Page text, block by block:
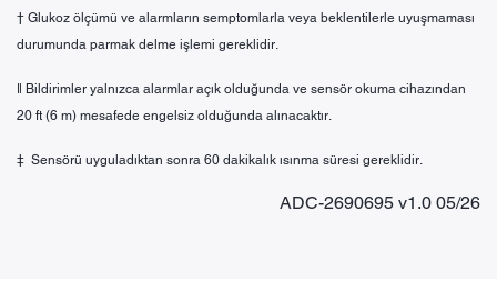
† Glukoz ölçümü ve alarmların semptomlarla veya beklentilerle uyuşmaması
durumunda parmak delme işlemi gereklidir.
ǁ Bildirimler yalnızca alarmlar açık olduğunda ve sensör okuma cihazından
20 ft (6 m) mesafede engelsiz olduğunda alınacaktır.
‡ Sensörü uyguladıktan sonra 60 dakikalık ısınma süresi gereklidir.
ADC-2690695 v1.0 05/26